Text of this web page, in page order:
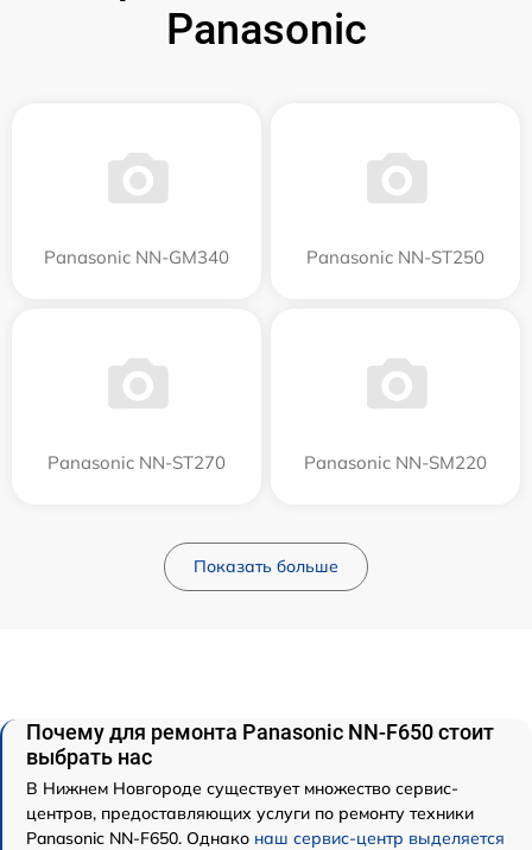
Panasonic
Panasonic NN-GM340 Panasonic NN-ST250
Panasonic NN-ST270 Panasonic NN-SM220
Показать больше
Почему для ремонта Panasonic NN-F650 стоит
выбрать нас
В Нижнем Новгороде существует множество сервис-
центров, предоставляющих услуги по ремонту техники
Panasonic NN-F650. Однако наш сервис-центр выделяется